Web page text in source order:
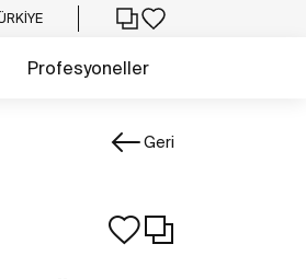
Profesyoneller
Geri